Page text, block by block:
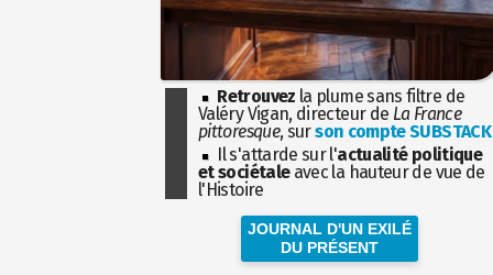
Retrouvez la plume sans filtre de
Valéry Vigan, directeur de La France
pittoresque, surson compte SUBSTACK
Il s'attarde sur l'actualité politique
et sociétaleavec la hauteur de vue de
l'Histoire
JOURNAL D'UN EXILÉ
DU PRÉSENT